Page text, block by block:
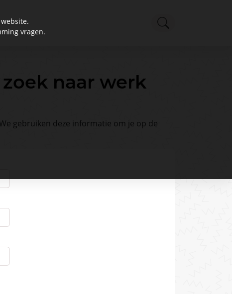
vragen.
naar werk
gebruiken deze informatie om je op de